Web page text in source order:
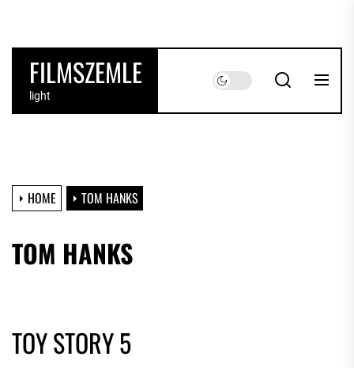
the
contentFILMSZEMLE
light
HOME TOM HANKS
TOM HANKS
TOY STORY 5